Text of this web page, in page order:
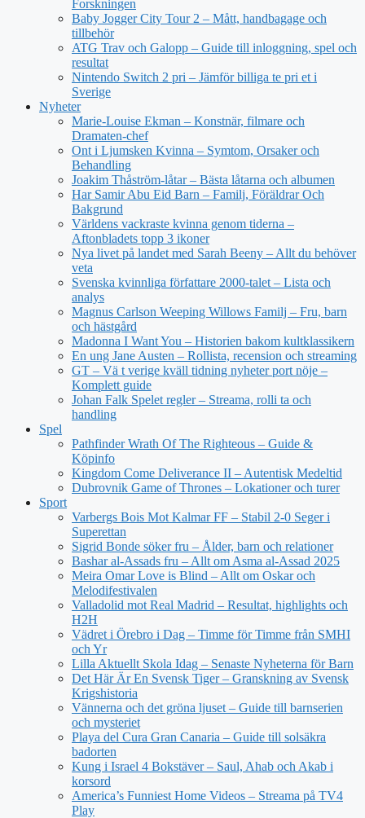
Forskningen
Baby Jogger City Tour 2 – Mått, handbagage och
tillbehör
ATG Trav och Galopp – Guide till inloggning, spel och
resultat
Nintendo Switch 2 pri – Jämför billiga te pri et i
Sverige
Nyheter
Marie-Louise Ekman – Konstnär, filmare och
Dramaten-chef
Ont i Ljumsken Kvinna – Symtom, Orsaker och
Behandling
Joakim Thåström-låtar – Bästa låtarna och albumen
Har Samir Abu Eid Barn – Familj, Föräldrar Och
Bakgrund
Världens vackraste kvinna genom tiderna –
Aftonbladets topp 3 ikoner
Nya livet på landet med Sarah Beeny – Allt du behöver
veta
Svenska kvinnliga författare 2000-talet – Lista och
analys
Magnus Carlson Weeping Willows Familj – Fru, barn
och hästgård
Madonna I Want You – Historien bakom kultklassikern
En ung Jane Austen – Rollista, recension och streaming
GT – Vä t verige kväll tidning nyheter port nöje –
Komplett guide
Johan Falk Spelet regler – Streama, rolli ta och
handling
Spel
Pathfinder Wrath Of The Righteous – Guide &
Köpinfo
Kingdom Come Deliverance II – Autentisk Medeltid
Dubrovnik Game of Thrones – Lokationer och turer
Sport
Varbergs Bois Mot Kalmar FF – Stabil 2-0 Seger i
Superettan
Sigrid Bonde söker fru – Ålder, barn och relationer
Bashar al-Assads fru – Allt om Asma al-Assad 2025
Meira Omar Love is Blind – Allt om Oskar och
Melodifestivalen
Valladolid mot Real Madrid – Resultat, highlights och
H2H
Vädret i Örebro i Dag – Timme för Timme från SMHI
och Yr
Lilla Aktuellt Skola Idag – Senaste Nyheterna för Barn
Det Här Är En Svensk Tiger – Granskning av Svensk
Krigshistoria
Vännerna och det gröna ljuset – Guide till barnserien
och mysteriet
Playa del Cura Gran Canaria – Guide till solsäkra
badorten
Kung i Israel 4 Bokstäver – Saul, Ahab och Akab i
korsord
America’s Funniest Home Videos – Streama på TV4
Play